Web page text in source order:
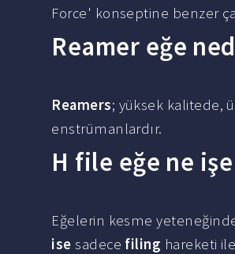
Force' konseptine benzer
Reamer eğe
Reamers; yüksek kalitede,
enstrümanlardır.
H file eğe ne
Eğelerin kesme
ise sadece filing hareketi